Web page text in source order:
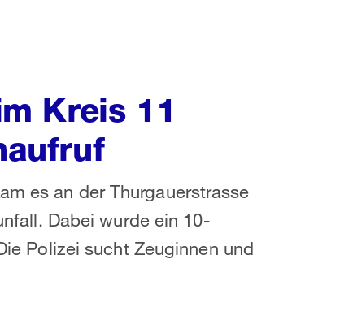
Kreis 11
es an der Thurgauerstrasse
Dabei wurde ein 10-
Polizei sucht Zeuginnen und